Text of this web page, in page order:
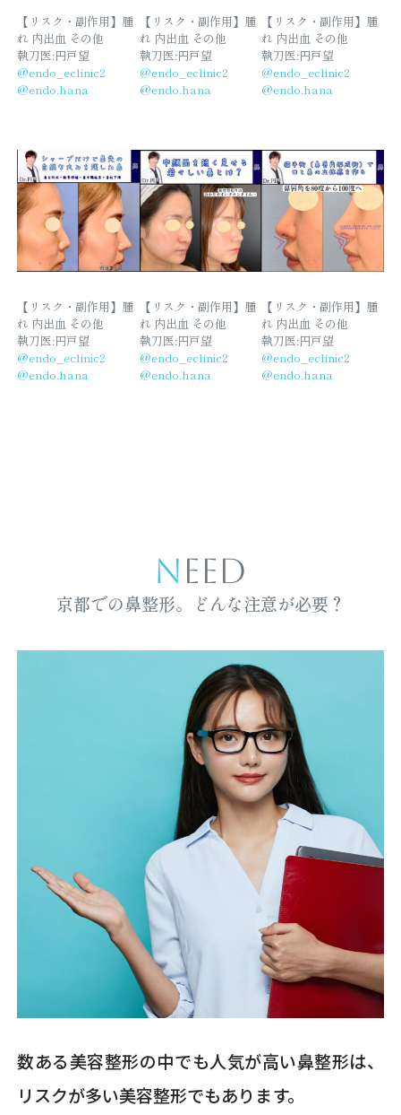
【リスク・副作用】腫
れ 内出血 その他
執刀医:円戸望
@endo_eclinic2
@endo.hana
【リスク・副作用】腫
れ 内出血 その他
執刀医:円戸望
@endo_eclinic2
@endo.hana
【リスク・副作用】腫
れ 内出血 その他
執刀医:円戸望
@endo_eclinic2
@endo.hana
【リスク・副作用】腫
れ 内出血 その他
執刀医:円戸望
@endo_eclinic2
@endo.hana
【リスク・副作用】腫
れ 内出血 その他
執刀医:円戸望
@endo_eclinic2
@endo.hana
【リスク・副作用】腫
れ 内出血 その他
執刀医:円戸望
@endo_eclinic2
@endo.hana
NEED
京都での鼻整形。どんな注意が必要？
数ある美容整形の中でも人気が高い鼻整形は、
リスクが多い美容整形でもあります。